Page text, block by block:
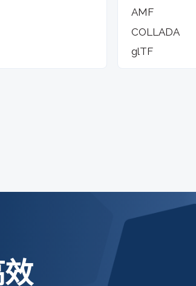
AMF
COLLADA
glTF